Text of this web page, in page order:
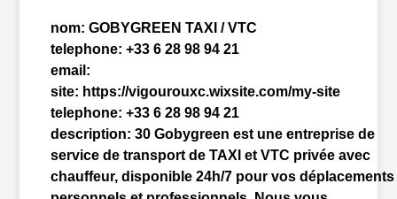
nom: GOBYGREEN TAXI / VTC
telephone: +33 6 28 98 94 21
email:
site: https://vigourouxc.wixsite.com/my-site
telephone: +33 6 28 98 94 21
description: 30 Gobygreen est une entreprise de
service de transport de TAXI et VTC privée avec
chauffeur, disponible 24h/7 pour vos déplacements